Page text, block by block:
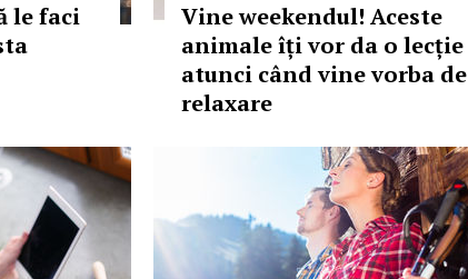
le faci
Vine weekendul! Aceste
animale îți vor da o lecție
atunci când vine vorba de
relaxare